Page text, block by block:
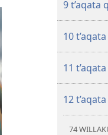
9 t’aqata
10
11
12
74